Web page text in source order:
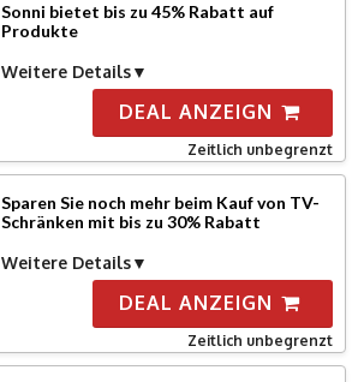
Sonni bietet bis zu 45% Rabatt auf
Produkte
Weitere Details
DEAL ANZEIGN
Zeitlich unbegrenzt
Sparen Sie noch mehr beim Kauf von TV-
Schränken mit bis zu 30% Rabatt
Weitere Details
DEAL ANZEIGN
Zeitlich unbegrenzt